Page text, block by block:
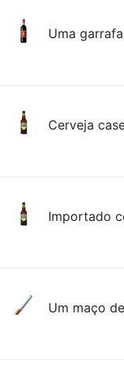
Uma
Cerveja
Importado
Um maço